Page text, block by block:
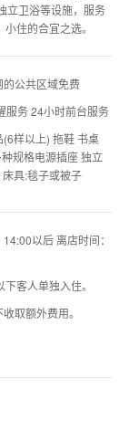
立卫浴等设施，服务
住的合宜之选。
公共区域免费
服务 24小时前台服务
样以上) 拖鞋 书桌
规格电源插座 独立
具:毯子或被子
以后 离店时间：
客人单独入住。
取额外费用。